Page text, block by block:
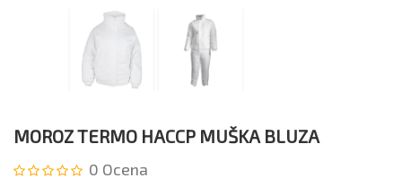
MOROZ TERMO HACCP MUŠKA BLUZA
0 Ocena